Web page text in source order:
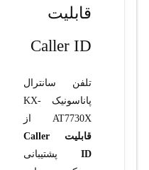
قابلیت
Caller ID
تلفن سانترال
پاناسونیک KX-
AT7730X از
قابلیت Caller
IDپشتیبانی